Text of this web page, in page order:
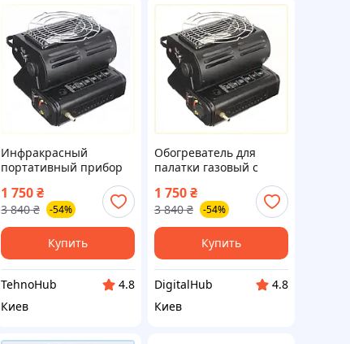
Инфракрасный
портативный прибор
89779HTM93
1 750₴
3 840 ₴ -54%
Купить
TehnoHub
4.8
Киев
Обогреватель для
палатки газовый с
плавной регулировкой
897799H3K
1 750₴
3 840 ₴ -54%
Купить
DigitalHub
4.8
Киев